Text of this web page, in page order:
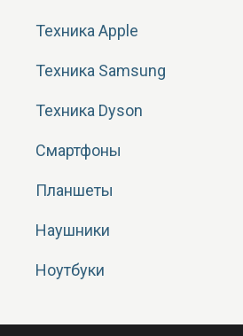
Техника Apple
Техника Samsung
Техника Dyson
Смартфоны
Планшеты
Наушники
Ноутбуки